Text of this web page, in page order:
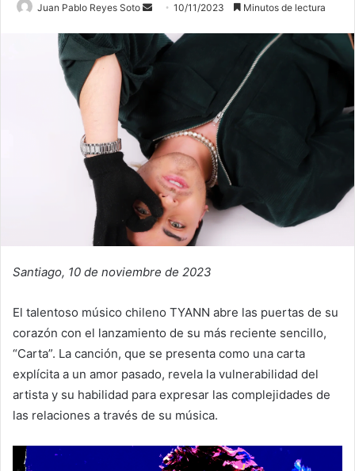
Juan Pablo Reyes Soto
Send
email
10/11/2023 Minutos de lectura
Santiago, 10 de noviembre de 2023
El talentoso músico chileno TYANN abre las puertas de su
corazón con el lanzamiento de su más reciente sencillo,
“Carta”. La canción, que se presenta como una carta
explícita a un amor pasado, revela la vulnerabilidad del
artista y su habilidad para expresar las complejidades de
las relaciones a través de su música.